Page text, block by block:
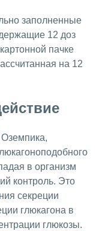
заполненные
12 доз
пачке
на 12
в организм
контроль. Это
секреции
глюкагона в
глюкозы.